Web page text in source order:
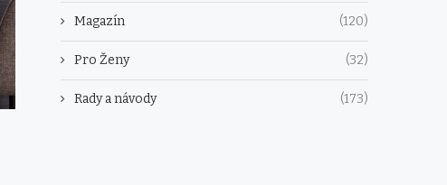
Magazín (120)
Pro Ženy (32)
Rady a návody (173)